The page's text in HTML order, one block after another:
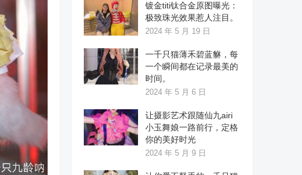
镀金titi钛合金原图曝光：
极致珠光效果惹人注目。
2024 年 5 月 19 日
一千只猫薄禾碧蓝貅，每
一个瞬间都在记录最美的
时间。
2024 年 5 月 6 日
让摄影艺术跟随仙九airi
小玉舞娘一路前行，定格
你的美好时光
2024 年 5 月 9 日